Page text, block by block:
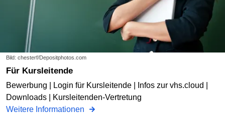
Bild: chesterf/Depositphotos.com
Für Kursleitende
Bewerbung | Login für Kursleitende | Infos zur vhs.cloud |
Downloads | Kursleitenden-Vertretung
Weitere Informationen